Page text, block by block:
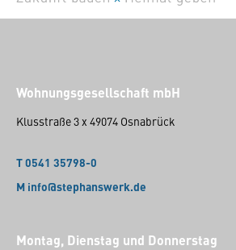
Wohnungsgesellschaft mbH
Klusstraße 3 x 49074 Osnabrück
T 0541 35798-0
M info@stephanswerk.de
Montag, Dienstag und Donnerstag